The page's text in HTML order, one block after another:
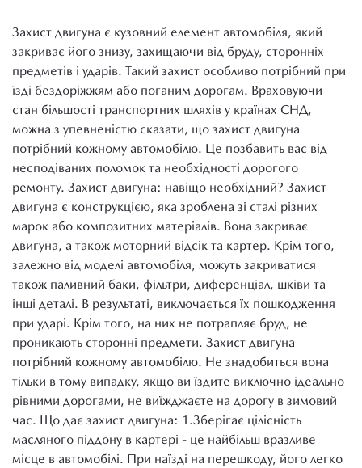
Захист двигуна є кузовний елемент автомобіля, який
закриває його знизу, захищаючи від бруду, сторонніх
предметів і ударів. Такий захист особливо потрібний при
їзді бездоріжжям або поганим дорогам. Враховуючи
стан більшості транспортних шляхів у країнах СНД,
можна з упевненістю сказати, що захист двигуна
потрібний кожному автомобілю. Це позбавить вас від
несподіваних поломок та необхідності дорогого
ремонту. Захист двигуна: навіщо необхідний? Захист
двигуна є конструкцією, яка зроблена зі сталі різних
марок або композитних матеріалів. Вона закриває
двигуна, а також моторний відсік та картер. Крім того,
залежно від моделі автомобіля, можуть закриватися
також паливний баки, фільтри, диференціал, шківи та
інші деталі. В результаті, виключається їх пошкодження
при ударі. Крім того, на них не потрапляє бруд, не
проникають сторонні предмети. Захист двигуна
потрібний кожному автомобілю. Не знадобиться вона
тільки в тому випадку, якщо ви їздите виключно ідеально
рівними дорогами, не виїжджаєте на дорогу в зимовий
час. Що дає захист двигуна: 1.Зберігає цілісність
масляного піддону в картері - це найбільш вразливе
місце в автомобілі. При наїзді на перешкоду, його легко